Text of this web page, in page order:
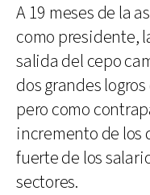
A 19 meses de la
como presidente,
salida del cepo
dos grandes
pero como
incremento de los
fuerte de los
sectores.